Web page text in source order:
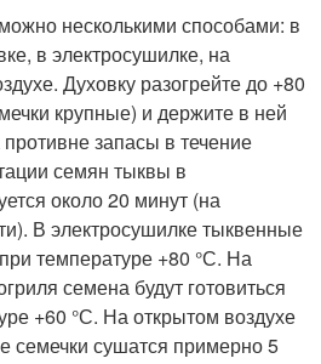
несколькими способами: в
в электросушилке, на
Духовку разогрейте до +80
крупные) и держите в ней
запасы в течение
семян тыквы в
около 20 минут (на
В электросушилке тыквенные
температуре +80 °С. На
семена будут готовиться
+60 °С. На открытом воздухе
семечки сушатся примерно 5